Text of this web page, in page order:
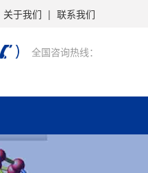
关于我们 | 联系我们
全国咨询热线：